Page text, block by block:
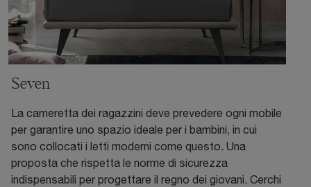
Seven
La cameretta dei ragazzini deve prevedere ogni mobile
per garantire uno spazio ideale per i bambini, in cui
sono collocati i letti moderni come questo. Una
proposta che rispetta le norme di sicurezza
indispensabili per progettare il regno dei giovani. Cerchi